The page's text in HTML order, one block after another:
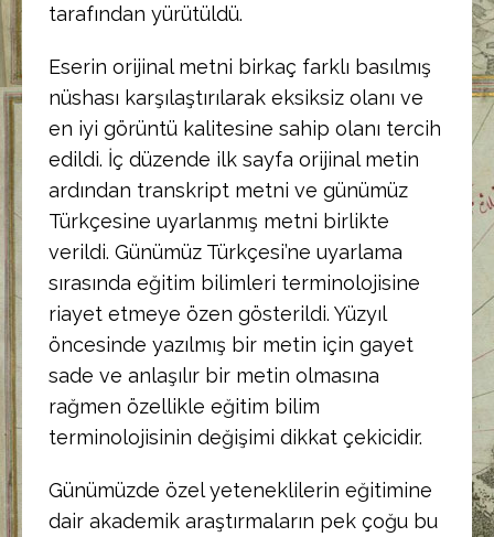
tarafından yürütüldü.
Eserin orijinal metni birkaç farklı basılmış
nüshası karşılaştırılarak eksiksiz olanı ve
en iyi görüntü kalitesine sahip olanı tercih
edildi. İç düzende ilk sayfa orijinal metin
ardından transkript metni ve günümüz
Türkçesine uyarlanmış metni birlikte
verildi. Günümüz Türkçesi’ne uyarlama
sırasında eğitim bilimleri terminolojisine
riayet etmeye özen gösterildi. Yüzyıl
öncesinde yazılmış bir metin için gayet
sade ve anlaşılır bir metin olmasına
rağmen özellikle eğitim bilim
terminolojisinin değişimi dikkat çekicidir.
Günümüzde özel yeteneklilerin eğitimine
dair akademik araştırmaların pek çoğu bu